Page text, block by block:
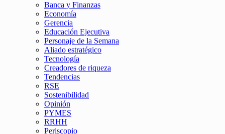
Banca y Finanzas
Economía
Gerencia
Educación Ejecutiva
Personaje de la Semana
Aliado estratégico
Tecnología
Creadores de riqueza
Tendencias
RSE
Sostenibilidad
Opinión
PYMES
RRHH
Periscopio